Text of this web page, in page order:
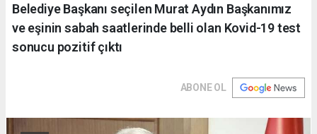
Belediye Başkanı seçilen Murat Aydın Başkanımız
ve eşinin sabah saatlerinde belli olan Kovid-19 test
sonucu pozitif çıktı
ABONE OL